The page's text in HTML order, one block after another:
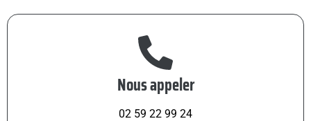
Nous appeler
02 59 22 99 24